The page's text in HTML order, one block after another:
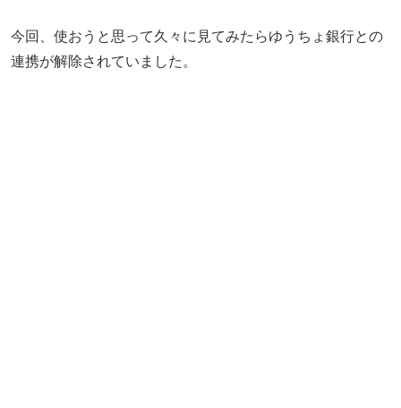
今回、使おうと思って久々に見てみたらゆうちょ銀行との
連携が解除されていました。